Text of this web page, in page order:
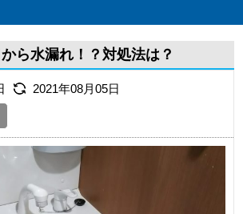
ら水漏れ！？対処法は？
2021年08月05日